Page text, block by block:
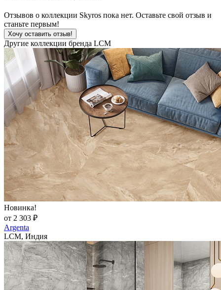
Отзывов о коллекции Skyros пока нет. Оставьте свой отзыв и
станьте первым!
Хочу оставить отзыв!
Другие коллекции бренда LCM
Новинка!
от 2 303 ₽
Argenta
LCM, Индия